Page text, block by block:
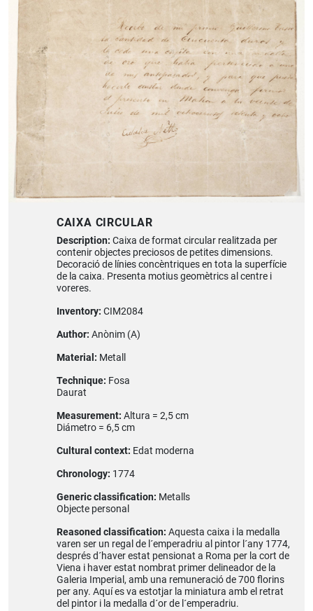
CAIXA CIRCULAR
Description: Caixa de format circular realitzada per
contenir objectes preciosos de petites dimensions.
Decoració de línies concèntriques en tota la superfície
de la caixa. Presenta motius geomètrics al centre i
voreres.
Inventory: CIM2084
Author: Anònim (A)
Material: Metall
Technique: Fosa
Daurat
Measurement: Altura = 2,5 cm
Diámetro = 6,5 cm
Cultural context: Edat moderna
Chronology: 1774
Generic classification: Metalls
Objecte personal
Reasoned classification: Aquesta caixa i la medalla
varen ser un regal de l´emperadriu al pintor l´any 1774,
després d´haver estat pensionat a Roma per la cort de
Viena i haver estat nombrat primer delineador de la
Galeria Imperial, amb una remuneració de 700 florins
per any. Aquí es va estotjar la miniatura amb el retrat
del pintor i la medalla d´or de l´emperadriu.